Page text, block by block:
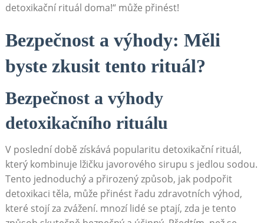
detoxikační ⁤rituál doma!“ ‌může ⁣přinést!
Bezpečnost a výhody: Měli
byste zkusit tento rituál?
Bezpečnost a výhody
detoxikačního rituálu
V ⁣poslední době získává popularitu ⁤detoxikační‍ rituál,
‌který‌ kombinuje lžičku ‍javorového sirupu s jedlou sodou.
Tento ‍jednoduchý a přirozený způsob, jak​ podpořit
detoxikaci ‌těla, může přinést řadu⁤ zdravotních výhod,⁤
které stojí⁤ za zvážení. mnozí lidé se ptají, zda ⁤je tento